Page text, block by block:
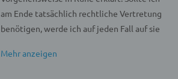
am Ende tatsächlich rechtliche Vertretung
benötigen, werde ich auf jeden Fall auf sie